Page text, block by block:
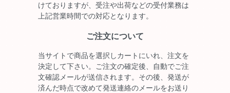
けておりますが、受注や出荷などの受付業務は
上記営業時間での対応となります。
ご注文について
当サイトで商品を選択しカートにいれ、注文を
決定して下さい。ご注文の確定後、自動でご注
文確認メールが送信されます。その後、発送が
済んだ時点で改めて発送連絡のメールをお送り